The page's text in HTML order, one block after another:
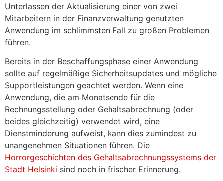
Unterlassen der Aktualisierung einer von zwei
Mitarbeitern in der Finanzverwaltung genutzten
Anwendung im schlimmsten Fall zu großen Problemen
führen.
Bereits in der Beschaffungsphase einer Anwendung
sollte auf regelmäßige Sicherheitsupdates und mögliche
Supportleistungen geachtet werden. Wenn eine
Anwendung, die am Monatsende für die
Rechnungsstellung oder Gehaltsabrechnung (oder
beides gleichzeitig) verwendet wird, eine
Dienstminderung aufweist, kann dies zumindest zu
unangenehmen Situationen führen. Die
Horrorgeschichten des Gehaltsabrechnungssystems der
Stadt Helsinki sind noch in frischer Erinnerung.